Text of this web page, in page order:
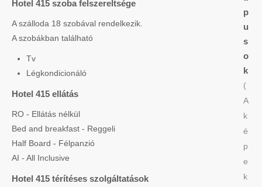
Hotel 415 szoba felszereltsége
A szálloda 18 szobával rendelkezik.
A szobákban található
Tv
Légkondicionáló
Hotel 415 ellátás
RO - Ellátás nélkül
Bed and breakfast - Reggeli
Half Board - Félpanzió
AI - All Inclusive
Hotel 415 térítéses szolgáltatások
p
u
s
o
k
(
A
k
é
p
e
k